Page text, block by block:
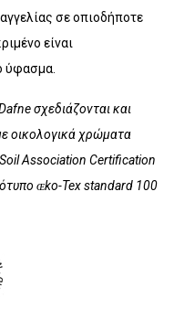
σε οπιοδήποτε
είναι
ύφασμα.
σχεδιάζονται και
οικολογικά χρώματα
Association Certification
ɶko-Tex standard 100